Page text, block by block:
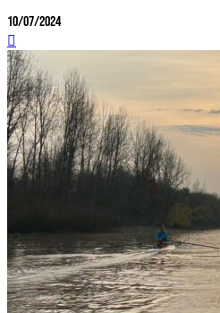
10/07/2024